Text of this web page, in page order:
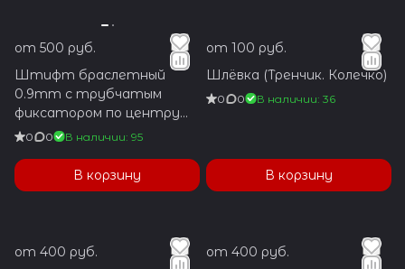
от 500 руб.
Штифт браслетный
0.9mm с трубчатым
фиксатором по центру
1.2x5.9mm
0 0 В наличии: 95
В корзину
от 100 руб.
Шлёвка (Тренчик. Колечко)
0 0 В наличии: 36
В корзину
от 400 руб.
от 400 руб.